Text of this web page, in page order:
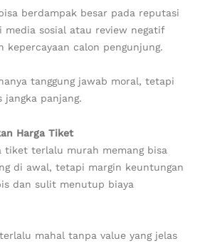
berdampak besar pada reputasi
media sosial atau review negatif
kepercayaan calon pengunjung.
tanggung jawab moral, tetapi
jangka panjang.
Harga Tiket
tiket terlalu murah memang bisa
di awal, tetapi margin keuntungan
dan sulit menutup biaya
mahal tanpa value yang jelas